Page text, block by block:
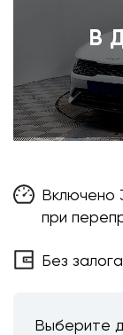
Включено
при
Без залога
Выберите